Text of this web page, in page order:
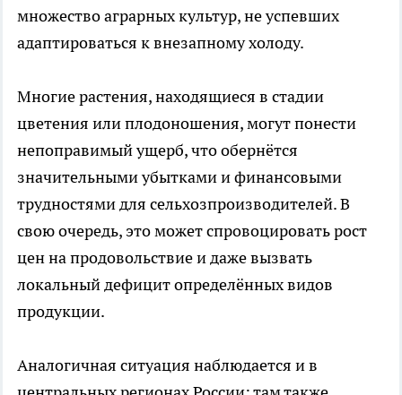
множество аграрных культур, не успевших
адаптироваться к внезапному холоду.
Многие растения, находящиеся в стадии
цветения или плодоношения, могут понести
непоправимый ущерб, что обернётся
значительными убытками и финансовыми
трудностями для сельхозпроизводителей. В
свою очередь, это может спровоцировать рост
цен на продовольствие и даже вызвать
локальный дефицит определённых видов
продукции.
Аналогичная ситуация наблюдается и в